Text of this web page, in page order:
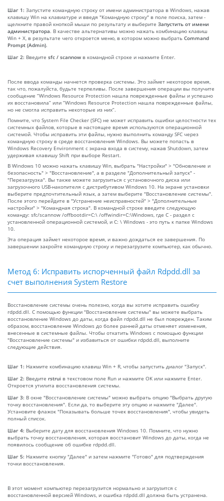
Шаг 1: Запустите командную строку от имени администратора в Windows, нажав
клавишу Win на клавиатуре и введя "Командную строку" в поле поиска, затем -
щелкните правой кнопкой мыши по результату и выберите Запустить от имени
администратора. В качестве альтернативы можно нажать комбинацию клавиш
Win + X, в результате чего откроется меню, в котором можно выбрать Command
Prompt (Admin).
Шаг 2: Введите sfc / scannow в командной строке и нажмите Enter.
После ввода команды начнется проверка системы. Это займет некоторое время,
так что, пожалуйста, будьте терпеливы. После завершения операции вы получите
сообщение “Windows Resource Protection нашла поврежденные файлы и успешно
их восстановила” или “Windows Resource Protection нашла поврежденные файлы,
но не смогла исправить некоторые из них”.
Помните, что System File Checker (SFC) не может исправить ошибки целостности тех
системных файлов, которые в настоящее время используются операционной
системой. Чтобы исправить эти файлы, нужно выполнить команду SFC через
командную строку в среде восстановления Windows. Вы можете попасть в
Windows Recovery Environment с экрана входа в систему, нажав Shutdown, затем
удерживая клавишу Shift при выборе Restart.
В Windows 10 можно нажать клавишу Win, выбрать "Настройки" > "Обновление и
безопасность" > "Восстановление", а в разделе "Дополнительный запуск" -
"Перезагрузка". Вы также можете загрузиться с установочного диска или
загрузочного USB-накопителя с дистрибутивом Windows 10. На экране установки
выберите предпочтительный язык, а затем выберите "Восстановление системы".
После этого перейдите в "Устранение неисправностей" > "Дополнительные
настройки" > "Командная строка". В командной строке введите следующую
команду: sfc/scannow /offbootdir=C:\ /offwindir=C:\Windows, где C - раздел с
установленной операционной системой, и C: \ Windows - это путь к папке Windows
10.
Эта операция займет некоторое время, и важно дождаться ее завершения. По
завершении закройте командную строку и перезагрузите компьютер, как обычно.
Метод 6: Исправить испорченный файл Rdpdd.dll за
счет выполнения System Restore
Восстановление системы очень полезно, когда вы хотите исправить ошибку
rdpdd.dll. С помощью функции "Восстановление системы" вы можете выбрать
восстановление Windows до даты, когда файл rdpdd.dll не был поврежден. Таким
образом, восстановление Windows до более ранней даты отменяет изменения,
внесенные в системные файлы. Чтобы откатить Windows с помощью функции
"Восстановление системы" и избавиться от ошибки rdpdd.dll, выполните
следующие действия.
Шаг 1: Нажмите комбинацию клавиш Win + R, чтобы запустить диалог "Запуск".
Шаг 2: Введите rstrui в текстовом поле Run и нажмите OK или нажмите Enter.
Откроется утилита восстановления системы.
Шаг 3: В окне "Восстановление системы" можно выбрать опцию "Выбрать другую
точку восстановления". Если да, то выберите эту опцию и нажмите "Далее".
Установите флажок "Показывать больше точек восстановления", чтобы увидеть
полный список.
Шаг 4: Выберите дату для восстановления Windows 10. Помните, что нужно
выбрать точку восстановления, которая восстановит Windows до даты, когда не
появилось сообщение об ошибке rdpdd.dll.
Шаг 5: Нажмите кнопку "Далее" и затем нажмите "Готово" для подтверждения
точки восстановления.
В этот момент компьютер перезагрузится нормально и загрузится с
восстановленной версией Windows, и ошибка rdpdd.dll должна быть устранена.